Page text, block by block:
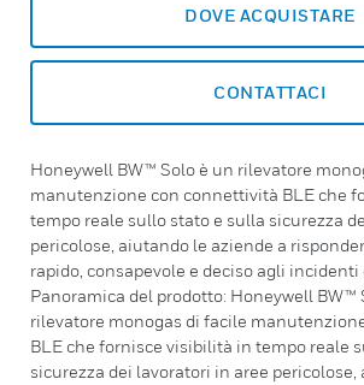
DOVE ACQUISTARE
CONTATTACI
Honeywell BW™ Solo è un rilevatore
manutenzione con connettività BLE che
tempo reale sullo stato e sulla sicurezza
pericolose, aiutando le aziende a
rapido, consapevole e deciso agli incidenti
Panoramica del prodotto: Honeywell BW™
rilevatore monogas di facile
BLE che fornisce visibilità in tempo reale
sicurezza dei lavoratori in aree pericolose,